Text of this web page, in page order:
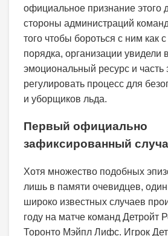
официальное признание этого
стороны администраций
того чтобы бороться с ним как
порядка, организации
эмоциональный ресурс и часть
регулировать процесс для
и уборщиков льда.
Первый официально
зафиксированный
Хотя множество подобных
лишь в памяти очевидцев,
широко известных случаев
году на матче команд Детройт
Торонто Мэйпл Лифс. Игрок